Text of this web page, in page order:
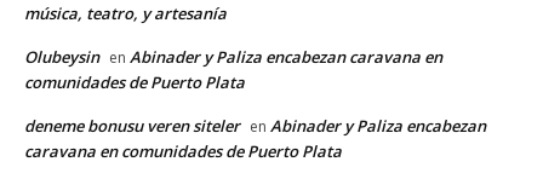
música, teatro, y artesanía
Olubeysin en Abinader y Paliza encabezan caravana en
comunidades de Puerto Plata
deneme bonusu veren siteler en Abinader y Paliza encabezan
caravana en comunidades de Puerto Plata